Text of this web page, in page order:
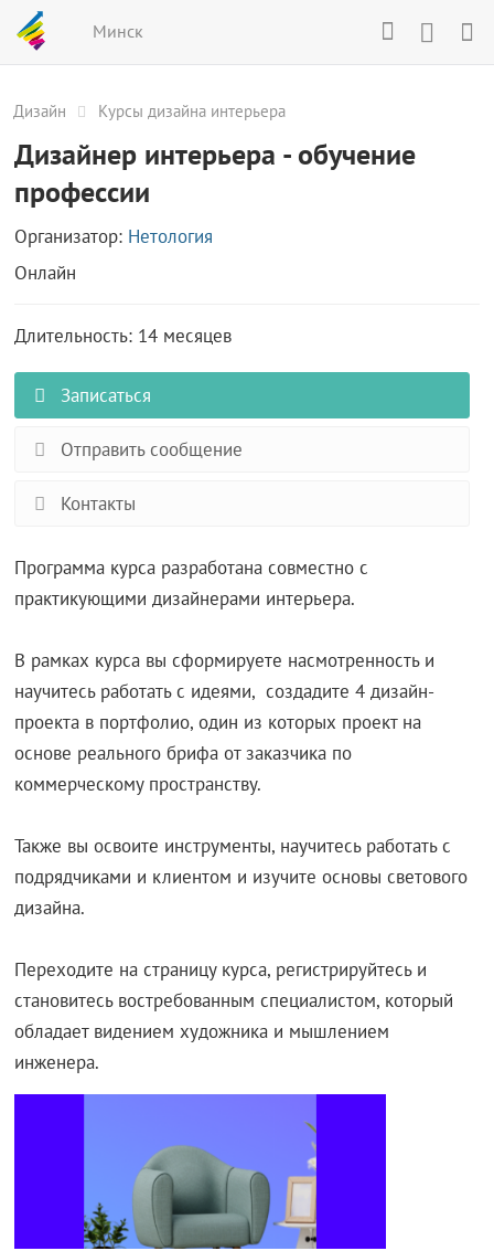
Минск
Дизайн Курсы дизайна интерьера
Дизайнер интерьера - обучение
профессии
Организатор: Нетология
Онлайн
Длительность: 14 месяцев
Записаться
Отправить сообщение
Контакты
Программа курса разработана совместно с
практикующими дизайнерами интерьера.
В рамках курса вы сформируете насмотренность и
научитесь работать с идеями, создадите 4 дизайн-
проекта в портфолио, один из которых проект на
основе реального брифа от заказчика по
коммерческому пространству.
Также вы освоите инструменты, научитесь работать с
подрядчиками и клиентом и изучите основы светового
дизайна.
Переходите на страницу курса, регистрируйтесь и
становитесь востребованным специалистом, который
обладает видением художника и мышлением
инженера.